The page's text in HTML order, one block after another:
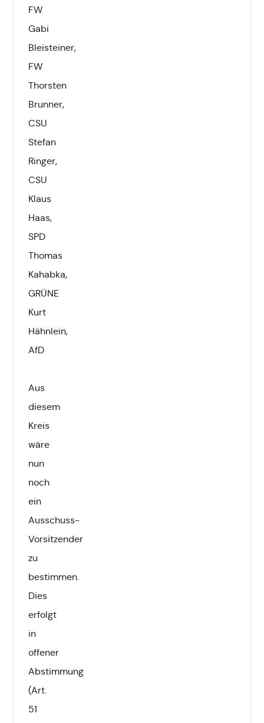
FW
Gabi
Bleisteiner,
FW
Thorsten
Brunner,
CSU
Stefan
Ringer,
CSU
Klaus
Haas,
SPD
Thomas
Kahabka,
GRÜNE
Kurt
Hähnlein,
AfD
Aus
diesem
Kreis
wäre
nun
noch
ein
Ausschuss-
Vorsitzender
zu
bestimmen.
Dies
erfolgt
in
offener
Abstimmung
(Art.
51